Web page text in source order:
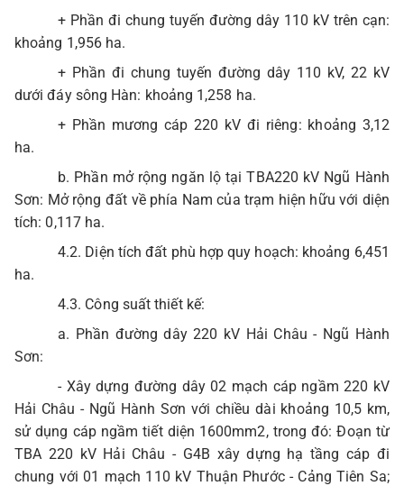
+ Phần đi chung tuyến đường dây 110 kV trên cạn:
khoảng 1,956 ha.
+ Phần đi chung tuyến đường dây 110 kV, 22 kV
dưới đáy sông Hàn: khoảng 1,258 ha.
+ Phần mương cáp 220 kV đi riêng: khoảng 3,12
ha.
b. Phần mở rộng ngăn lộ tại TBA220 kV Ngũ Hành
Sơn: Mở rộng đất về phía Nam của trạm hiện hữu với diện
tích: 0,117 ha.
4.2. Diện tích đất phù hợp quy hoạch: khoảng 6,451
ha.
4.3. Công suất thiết kế:
a. Phần đường dây 220 kV Hải Châu - Ngũ Hành
Sơn:
- Xây dựng đường dây 02 mạch cáp ngầm 220 kV
Hải Châu - Ngũ Hành Sơn với chiều dài khoảng 10,5 km,
sử dụng cáp ngầm tiết diện 1600mm2, trong đó: Đoạn từ
TBA 220 kV Hải Châu - G4B xây dựng hạ tầng cáp đi
chung với 01 mạch 110 kV Thuận Phước - Cảng Tiên Sa;